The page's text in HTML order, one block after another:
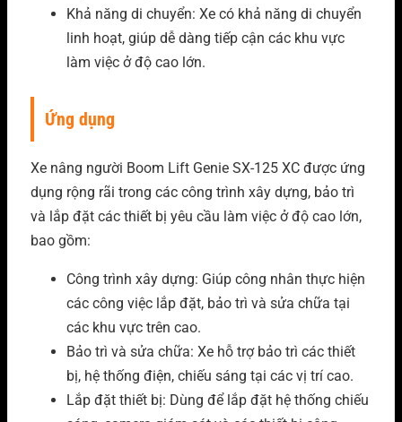
Khả năng di chuyển: Xe có khả năng di chuyển
linh hoạt, giúp dễ dàng tiếp cận các khu vực
làm việc ở độ cao lớn.
Ứng dụng
Xe nâng người Boom Lift Genie SX-125 XC được ứng
dụng rộng rãi trong các công trình xây dựng, bảo trì
và lắp đặt các thiết bị yêu cầu làm việc ở độ cao lớn,
bao gồm:
Công trình xây dựng: Giúp công nhân thực hiện
các công việc lắp đặt, bảo trì và sửa chữa tại
các khu vực trên cao.
Bảo trì và sửa chữa: Xe hỗ trợ bảo trì các thiết
bị, hệ thống điện, chiếu sáng tại các vị trí cao.
Lắp đặt thiết bị: Dùng để lắp đặt hệ thống chiếu